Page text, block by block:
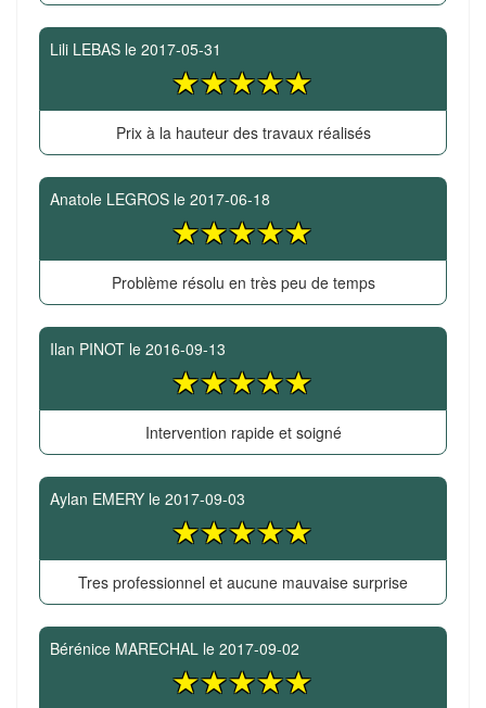
Lili LEBAS le 2017-05-31
Prix à la hauteur des travaux réalisés
Anatole LEGROS le 2017-06-18
Problème résolu en très peu de temps
Ilan PINOT le 2016-09-13
Intervention rapide et soigné
Aylan EMERY le 2017-09-03
Tres professionnel et aucune mauvaise surprise
Bérénice MARECHAL le 2017-09-02